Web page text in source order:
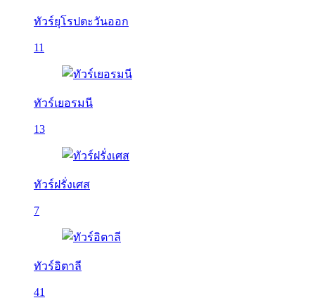
ทัวร์ยุโรปตะวันออก
11
ทัวร์เยอรมนี
13
ทัวร์ฝรั่งเศส
7
ทัวร์อิตาลี
41